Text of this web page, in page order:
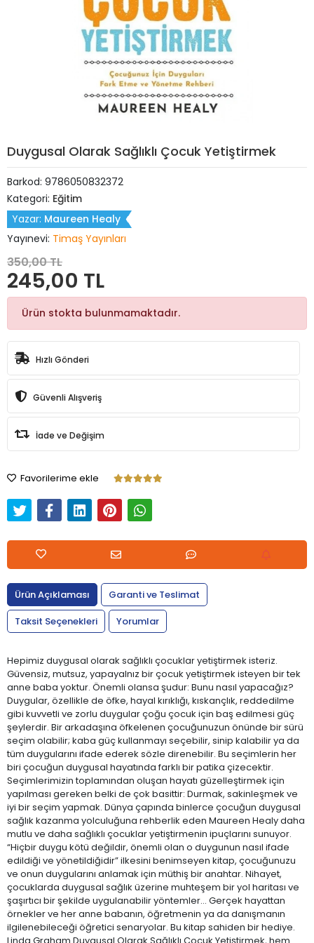
Duygusal Olarak Sağlıklı Çocuk Yetiştirmek
Barkod: 9786050832372
Kategori: Eğitim
Yazar: Maureen Healy
Yayınevi: Timaş Yayınları
350,00 TL
245,00 TL
Ürün stokta bulunmamaktadır.
Hızlı Gönderi
Güvenli Alışveriş
İade ve Değişim
Favorilerime ekle
Ürün Açıklaması
Garanti ve Teslimat
Taksit Seçenekleri
Yorumlar
Hepimiz duygusal olarak sağlıklı çocuklar yetiştirmek isteriz.
Güvensiz, mutsuz, yapayalnız bir çocuk yetiştirmek isteyen bir tek
anne baba yoktur. Önemli olansa şudur: Bunu nasıl yapacağız?
Duygular, özellikle de öfke, hayal kırıklığı, kıskançlık, reddedilme
gibi kuvvetli ve zorlu duygular çoğu çocuk için baş edilmesi güç
şeylerdir. Bir arkadaşına öfkelenen çocuğunuzun önünde bir sürü
seçim olabilir; kaba güç kullanmayı seçebilir, sinip kalabilir ya da
tüm duygularını ifade ederek sözle direnebilir. Bu seçimlerin her
biri çocuğun duygusal hayatında farklı bir patika çizecektir.
Seçimlerimizin toplamından oluşan hayatı güzelleştirmek için
yapılması gereken belki de çok basittir: Durmak, sakinleşmek ve
iyi bir seçim yapmak. Dünya çapında binlerce çocuğun duygusal
sağlık kazanma yolculuğuna rehberlik eden Maureen Healy daha
mutlu ve daha sağlıklı çocuklar yetiştirmenin ipuçlarını sunuyor.
“Hiçbir duygu kötü değildir, önemli olan o duygunun nasıl ifade
edildiği ve yönetildiğidir” ilkesini benimseyen kitap, çocuğunuzu
ve onun duygularını anlamak için müthiş bir anahtar. Nihayet,
çocuklarda duygusal sağlık üzerine muhteşem bir yol haritası ve
şaşırtıcı bir şekilde uygulanabilir yöntemler… Gerçek hayattan
örnekler ve her anne babanın, öğretmenin ya da danışmanın
ilgilenebileceği öğretici senaryolar. Bu kitap sahiden bir hediye.